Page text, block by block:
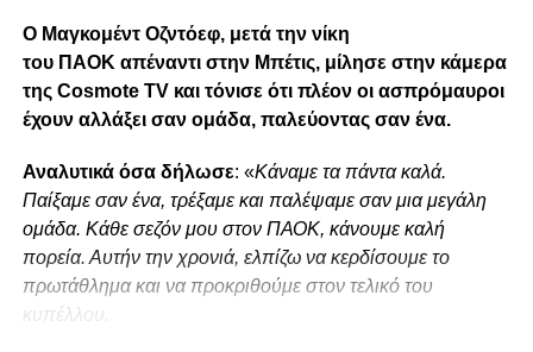
Ο Μαγκομέντ Οζντόεφ, μετά την νίκη
του ΠΑΟΚ απέναντι στην Μπέτις, μίλησε στην κάμερα
της Cosmote TV και τόνισε ότι πλέον οι ασπρόμαυροι
έχουν αλλάξει σαν ομάδα, παλεύοντας σαν ένα.
Αναλυτικά όσα δήλωσε: «Κάναμε τα πάντα καλά.
Παίξαμε σαν ένα, τρέξαμε και παλέψαμε σαν μια μεγάλη
ομάδα. Κάθε σεζόν μου στον ΠΑΟΚ, κάνουμε καλή
πορεία. Αυτήν την χρονιά, ελπίζω να κερδίσουμε το
πρωτάθλημα και να προκριθούμε στον τελικό του
κυπέλλου.